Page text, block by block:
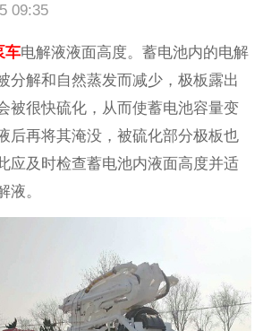
09:35
车电解液液面高度。蓄电池内的电解
分解和自然蒸发而减少，极板露出
被很快硫化，从而使蓄电池容量变
后再将其淹没，被硫化部分极板也
应及时检查蓄电池内液面高度并适
液。